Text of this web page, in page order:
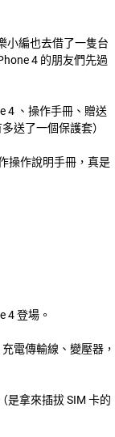
小編也去借了一隻台
4 的朋友們先過
4 、操作手冊、贈送
送了一個保護套）
操作說明手冊，真是
4 登場。
電傳輸線、變壓器，
是拿來插拔 SIM 卡的